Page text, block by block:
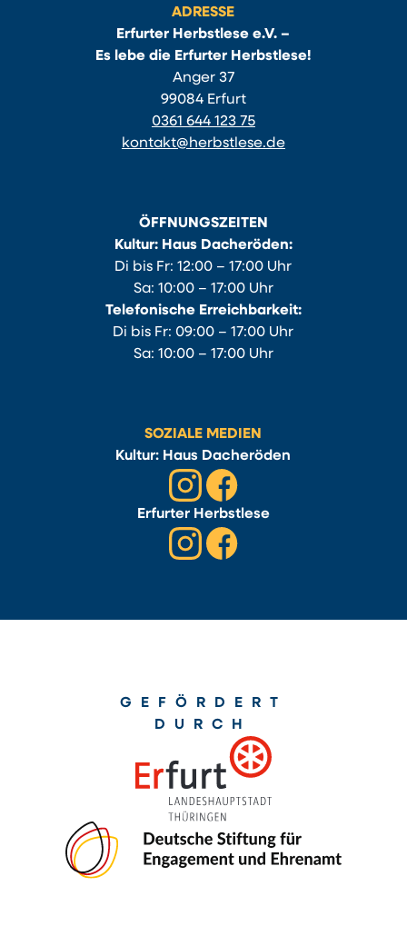
ADRESSE
Erfurter Herbstlese e.V. –
Es lebe die Erfurter Herbstlese!
Anger 37
99084 Erfurt
0361 644 123 75
kontakt@herbstlese.de
ÖFFNUNGSZEITEN
Kultur: Haus Dacheröden:
Di bis Fr: 12:00 – 17:00 Uhr
Sa: 10:00 – 17:00 Uhr
Telefonische Erreichbarkeit:
Di bis Fr: 09:00 – 17:00 Uhr
Sa: 10:00 – 17:00 Uhr
SOZIALE MEDIEN
Kultur: Haus Dacheröden
Erfurter Herbstlese
GEFÖRDERT
DURCH